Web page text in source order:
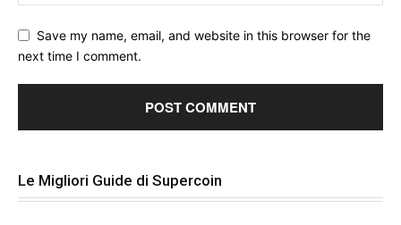
Save my name, email, and website in this browser for the
next time I comment.
Le Migliori Guide di Supercoin